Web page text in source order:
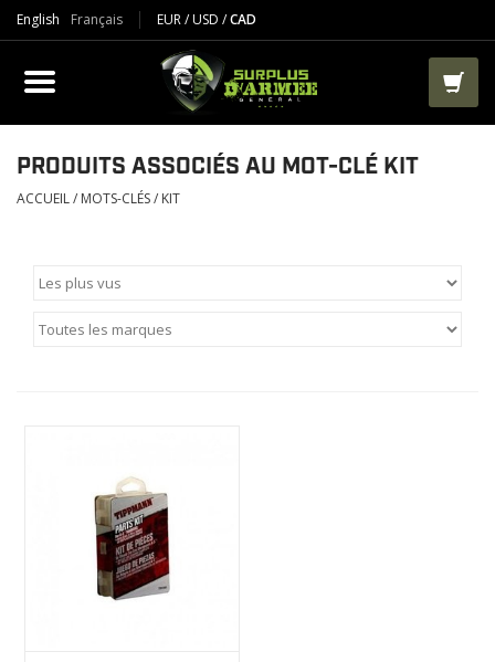
English Français EUR/USD /CAD
PRODUIT
VÊTEMENTS
BOTTES
AIRSOFT
SACS ET RANGEMENT
LIQUIDATION
PRODUITS ASSOCIÉS AU MOT-CLÉ KIT
ACCUEIL/ MOTS-CLÉS/ KIT